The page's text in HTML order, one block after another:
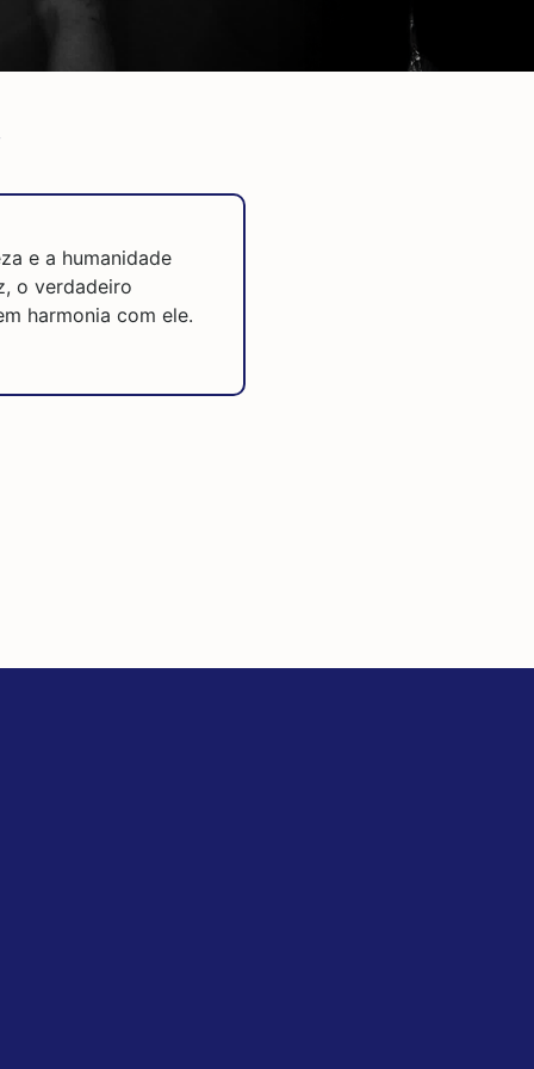
e a humanidade
o verdadeiro
harmonia com ele.